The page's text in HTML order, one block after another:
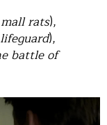
rats),
),
battle of